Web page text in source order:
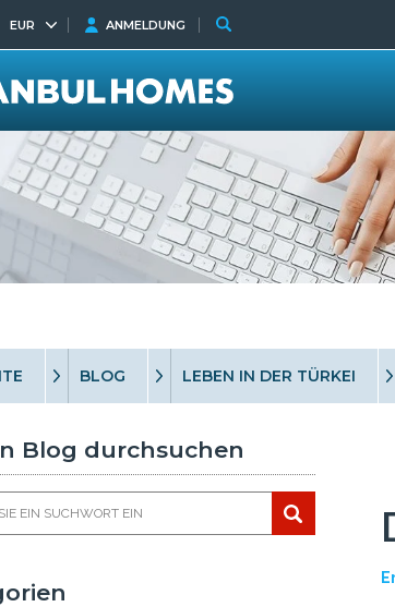
BLOG LEBEN IN DER TÜRKEI
Blog durchsuchen
EUR ANMELDUNG